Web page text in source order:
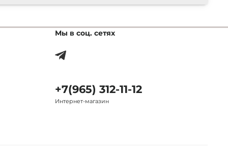
Мы в соц. сетях
+7(965) 312-11-12
Интернет-магазин